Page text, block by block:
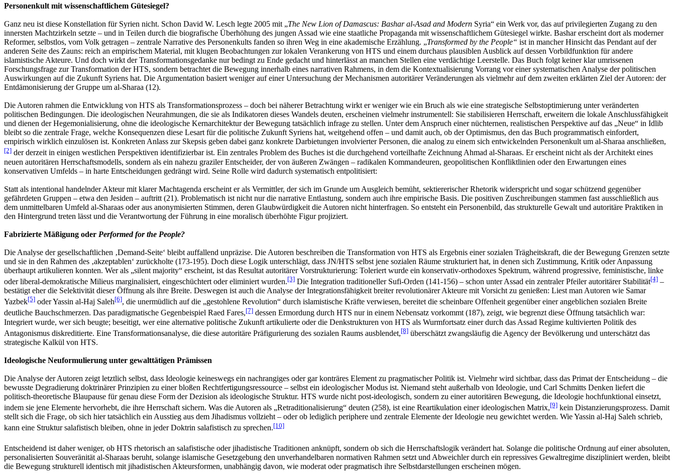
Personenkult mit wissenschaftlichem Gütesiegel?
Ganz neu ist diese Konstellation für Syrien nicht. Schon David W. Lesch legte 2005 mit „The New Lion of Damascus: Bashar al-Asad and Modern Syria“ ein Werk vor, das auf privilegierten Zugang zu den
innersten Machtzirkeln setzte – und in Teilen durch die biografische Überhöhung des jungen Assad wie eine staatliche Propaganda mit wissenschaftlichem Gütesiegel wirkte. Bashar erscheint dort als moderner
Reformer, selbstlos, vom Volk getragen – zentrale Narrative des Personenkults fanden so ihren Weg in eine akademische Erzählung. „Transformed by the People“ ist in mancher Hinsicht das Pendant auf der
anderen Seite des Zauns: reich an empirischem Material, mit klugen Beobachtungen zur lokalen Verankerung von HTS und einem durchaus plausiblen Ausblick auf dessen Vorbildfunktion für andere
islamistische Akteure. Und doch wirkt der Transformationsgedanke nur bedingt zu Ende gedacht und hinterlässt an manchen Stellen eine verdächtige Leerstelle. Das Buch folgt keiner klar umrissenen
Forschungsfrage zur Transformation der HTS, sondern betrachtet die Bewegung innerhalb eines narrativen Rahmens, in dem die Kontextualisierung Vorrang vor einer systematischen Analyse der politischen
Auswirkungen auf die Zukunft Syriens hat. Die Argumentation basiert weniger auf einer Untersuchung der Mechanismen autoritärer Veränderungen als vielmehr auf dem zweiten erklärten Ziel der Autoren: der
Entdämonisierung der Gruppe um al-Sharaa (12).
Die Autoren rahmen die Entwicklung von HTS als Transformationsprozess – doch bei näherer Betrachtung wirkt er weniger wie ein Bruch als wie eine strategische Selbstoptimierung unter veränderten
politischen Bedingungen. Die ideologischen Neurahmungen, die sie als Indikatoren dieses Wandels deuten, erscheinen vielmehr instrumentell: Sie stabilisieren Herrschaft, erweitern die lokale Anschlussfähigkeit
und dienen der Hegemonialisierung, ohne die ideologische Kernarchitektur der Bewegung tatsächlich infrage zu stellen. Unter dem Anspruch einer nüchternen, realistischen Perspektive auf das „Neue“ in Idlib
bleibt so die zentrale Frage, welche Konsequenzen diese Lesart für die politische Zukunft Syriens hat, weitgehend offen – und damit auch, ob der Optimismus, den das Buch programmatisch einfordert,
empirisch wirklich einzulösen ist. Konkreten Anlass zur Skepsis geben dabei ganz konkrete Darbietungen involvierter Personen, die analog zu einem sich entwickelnden Personenkult um al-Sharaa anschließen,
[2] der derzeit in einigen westlichen Perspektiven identifizierbar ist. Ein zentrales Problem des Buches ist die durchgehend vorteilhafte Zeichnung Ahmad al-Sharaas. Er erscheint nicht als der Architekt eines
neuen autoritären Herrschaftsmodells, sondern als ein nahezu graziler Entscheider, der von äußeren Zwängen – radikalen Kommandeuren, geopolitischen Konfliktlinien oder den Erwartungen eines
konservativen Umfelds – in harte Entscheidungen gedrängt wird. Seine Rolle wird dadurch systematisch entpolitisiert:
Statt als intentional handelnder Akteur mit klarer Machtagenda erscheint er als Vermittler, der sich im Grunde um Ausgleich bemüht, sektiererischer Rhetorik widerspricht und sogar schützend gegenüber
gefährdeten Gruppen – etwa den Jesiden – auftritt (21). Problematisch ist nicht nur die narrative Entlastung, sondern auch ihre empirische Basis. Die positiven Zuschreibungen stammen fast ausschließlich aus
dem unmittelbaren Umfeld al-Sharaas oder aus anonymisierten Stimmen, deren Glaubwürdigkeit die Autoren nicht hinterfragen. So entsteht ein Personenbild, das strukturelle Gewalt und autoritäre Praktiken in
den Hintergrund treten lässt und die Verantwortung der Führung in eine moralisch überhöhte Figur projiziert.
Fabrizierte Mäßigung oder Performed for the People?
Die Analyse der gesellschaftlichen ‚Demand-Seite‘ bleibt auffallend unpräzise. Die Autoren beschreiben die Transformation von HTS als Ergebnis einer sozialen Trägheitskraft, die der Bewegung Grenzen setzte
und sie in den Rahmen des ‚akzeptablen‘ zurückholte (173-195). Doch diese Logik unterschlägt, dass JN/HTS selbst jene sozialen Räume strukturiert hat, in denen sich Zustimmung, Kritik oder Anpassung
überhaupt artikulieren konnten. Wer als „silent majority“ erscheint, ist das Resultat autoritärer Vorstrukturierung: Toleriert wurde ein konservativ-orthodoxes Spektrum, während progressive, feministische, linke
oder liberal-demokratische Milieus marginalisiert, eingeschüchtert oder eliminiert wurden.[3] Die Integration traditioneller Sufi-Orden (141-156) – schon unter Assad ein zentraler Pfeiler autoritärer Stabilität[4] –
bestätigt eher die Selektivität dieser Öffnung als ihre Breite. Deswegen ist auch die Analyse der Integrationsfähigkeit breiter revolutionärer Akteure mit Vorsicht zu genießen: Liest man Autoren wie Samar
Yazbek[5] oder Yassin al-Haj Saleh[6], die unermüdlich auf die „gestohlene Revolution“ durch islamistische Kräfte verwiesen, bereitet die scheinbare Offenheit gegenüber einer angeblichen sozialen Breite
deutliche Bauchschmerzen. Das paradigmatische Gegenbeispiel Raed Fares,[7] dessen Ermordung durch HTS nur in einem Nebensatz vorkommt (187), zeigt, wie begrenzt diese Öffnung tatsächlich war:
Integriert wurde, wer sich beugte; beseitigt, wer eine alternative politische Zukunft artikulierte oder die Denkstrukturen von HTS als Wurmfortsatz einer durch das Assad Regime kultivierten Politik des
Antagonismus diskreditierte. Eine Transformationsanalyse, die diese autoritäre Präfigurierung des sozialen Raums ausblendet,[8] überschätzt zwangsläufig die Agency der Bevölkerung und unterschätzt das
strategische Kalkül von HTS.
Ideologische Neuformulierung unter gewalttätigen Prämissen
Die Analyse der Autoren zeigt letztlich selbst, dass Ideologie keineswegs ein nachrangiges oder gar konträres Element zu pragmatischer Politik ist. Vielmehr wird sichtbar, dass das Primat der Entscheidung – die
bewusste Degradierung doktrinärer Prinzipien zu einer bloßen Rechtfertigungsressource – selbst ein ideologischer Modus ist. Niemand steht außerhalb von Ideologie, und Carl Schmitts Denken liefert die
politisch-theoretische Blaupause für genau diese Form der Dezision als ideologische Struktur. HTS wurde nicht post-ideologisch, sondern zu einer autoritären Bewegung, die Ideologie hochfunktional einsetzt,
indem sie jene Elemente hervorhebt, die ihre Herrschaft sichern. Was die Autoren als „Retraditionalisierung“ deuten (258), ist eine Reartikulation einer ideologischen Matrix,[9] kein Distanzierungsprozess. Damit
stellt sich die Frage, ob sich hier tatsächlich ein Ausstieg aus dem Jihadismus vollzieht – oder ob lediglich periphere und zentrale Elemente der Ideologie neu gewichtet werden. Wie Yassin al-Haj Saleh schrieb,
kann eine Struktur salafistisch bleiben, ohne in jeder Doktrin salafistisch zu sprechen.[10]
Entscheidend ist daher weniger, ob HTS rhetorisch an salafistische oder jihadistische Traditionen anknüpft, sondern ob sich die Herrschaftslogik verändert hat. Solange die politische Ordnung auf einer absoluten,
personalisierten Souveränität al-Sharaas beruht, solange islamische Gesetzgebung den unverhandelbaren normativen Rahmen setzt und Abweichler durch ein repressives Gewaltregime diszipliniert werden, bleibt
die Bewegung strukturell identisch mit jihadistischen Akteursformen, unabhängig davon, wie moderat oder pragmatisch ihre Selbstdarstellungen erscheinen mögen.